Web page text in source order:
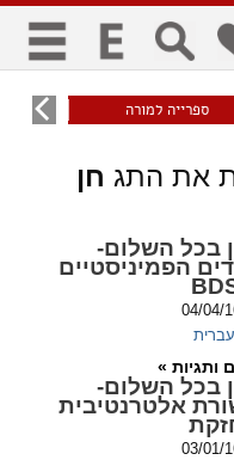
סימון כותרות
ספרייה למורה עוני
את התג חן
בכל השלום-
הפמיניסטיים
04/04/
עברית
ותגיות »
בכל השלום-
אלטרנטיבית
03/01/